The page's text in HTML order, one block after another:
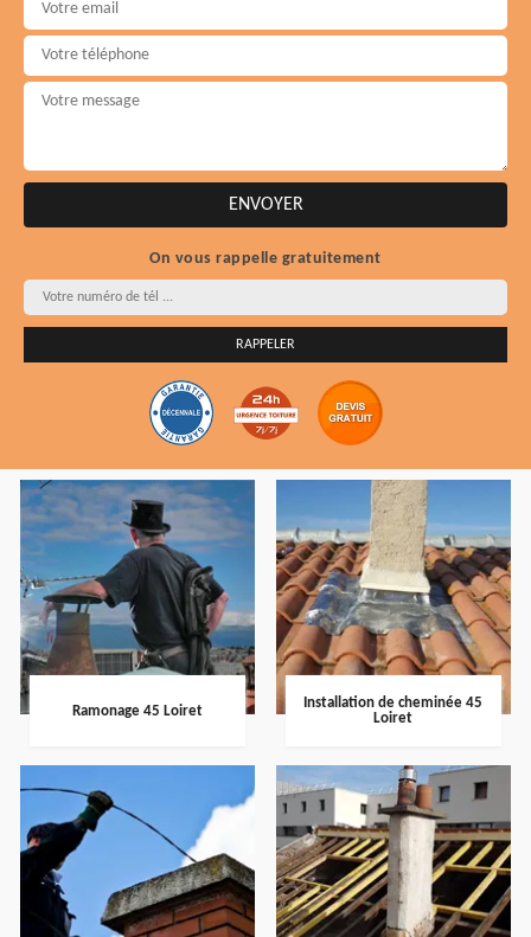
On vous rappelle gratuitement
Ramonage 45 Loiret
Installation de cheminée 45
Loiret